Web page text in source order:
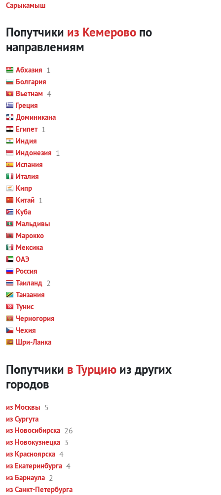
Сарыкамыш
Попутчики из Кемерово по
направлениям
Абхазия 1
Болгария
Вьетнам 4
Греция
Доминикана
Египет 1
Индия
Индонезия 1
Испания
Италия
Кипр
Китай 1
Куба
Мальдивы
Марокко
Мексика
ОАЭ
Россия
Таиланд 2
Танзания
Тунис
Черногория
Чехия
Шри-Ланка
Попутчики в Турцию из других
городов
из Москвы 5
из Сургута
из Новосибирска 26
из Новокузнецка 3
из Красноярска 4
из Екатеринбурга 4
из Барнаула 2
из Санкт-Петербурга